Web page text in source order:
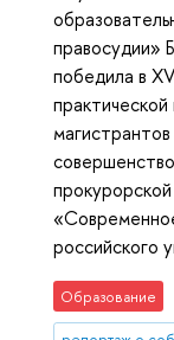
правосудии»
победила в
российского
Образование